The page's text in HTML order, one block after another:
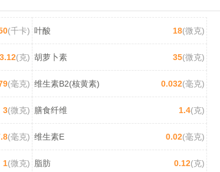
(千卡) 叶酸 18(微克)
(克) 胡萝卜素 35(微克)
(毫克) 维生素B2(核黄素) 0.032(毫克)
3(微克) 膳食纤维 1.4(克)
(毫克) 维生素E 0.02(毫克)
1(微克) 脂肪 0.12(克)